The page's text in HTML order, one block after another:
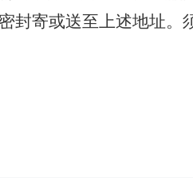
密封寄或送至上述地址。